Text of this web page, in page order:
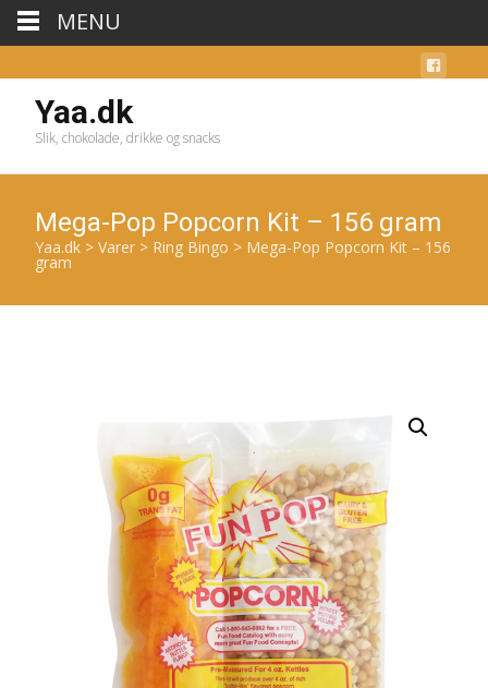
Yaa.dk
Slik, chokolade, drikke og snacks
Mega-Pop Popcorn Kit – 156 gram
Yaa.dk > Varer > Ring Bingo > Mega-Pop Popcorn Kit – 156
gram
MENU